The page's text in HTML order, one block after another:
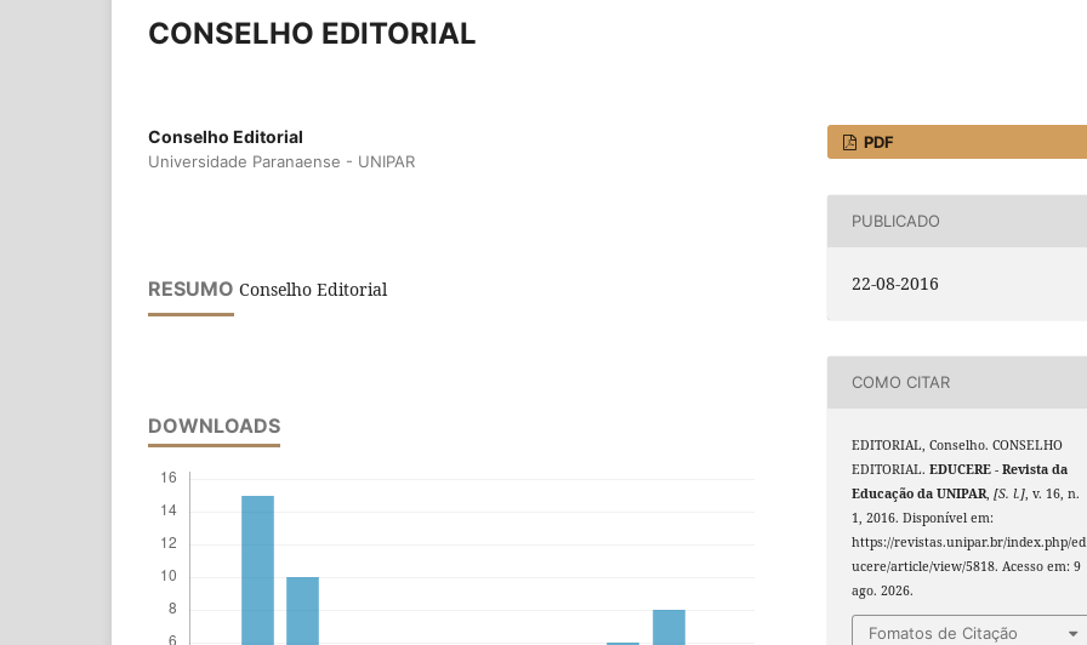
CONSELHO EDITORIAL
Conselho Editorial
Universidade Paranaense - UNIPAR
RESUMO Conselho Editorial
DOWNLOADS
PDF
PUBLICADO
22-08-2016
COMO CITAR
EDITORIAL, Conselho. CONSELHO
EDITORIAL.EDUCERE - Revista da
Educação da UNIPAR,[S. l.], v. 16, n.
1, 2016. Disponível em:
https://revistas.unipar.br/index.php/ed
ucere/article/view/5818. Acesso em: 9
ago. 2026.
Fomatos de Citação